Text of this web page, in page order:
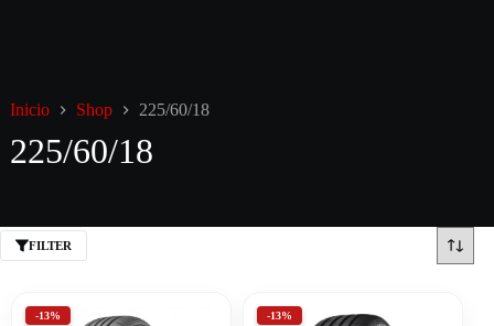
Inicio Shop 225/60/18
225/60/18
FILTER
-13% -13%